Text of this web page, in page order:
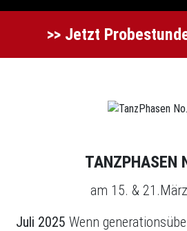
>> Jetzt
TANZPHASEN
am 15. &
Juli 2025 Wenn